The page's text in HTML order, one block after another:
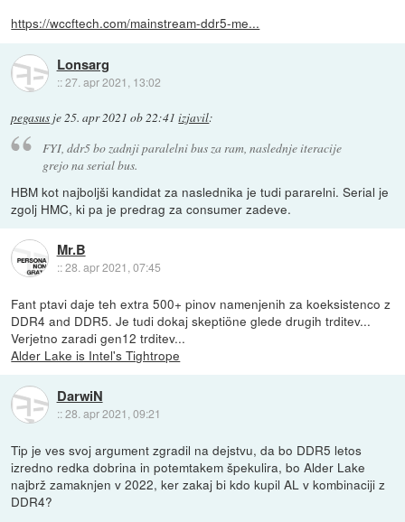
https://wccftech.com/mainstream-ddr5-me...
Lonsarg
::27. apr 2021, 13:02
pegasus je25. apr 2021 ob 22:41 izjavil:
FYI, ddr5 bo zadnji paralelni bus za ram, naslednje iteracije
grejo na serial bus.
HBM kot najboljši kandidat za naslednika je tudi pararelni. Serial je
zgolj HMC, ki pa je predrag za consumer zadeve.
Mr.B
::28. apr 2021, 07:45
Fant ptavi daje teh extra 500+ pinov namenjenih za koeksistenco z
DDR4 and DDR5. Je tudi dokaj skeptiöne glede drugih trditev...
Verjetno zaradi gen12 trditev...
Alder Lake is Intel's Tightrope
DarwiN
::28. apr 2021, 09:21
Tip je ves svoj argument zgradil na dejstvu, da bo DDR5 letos
izredno redka dobrina in potemtakem špekulira, bo Alder Lake
najbrž zamaknjen v 2022, ker zakaj bi kdo kupil AL v kombinaciji z
DDR4?